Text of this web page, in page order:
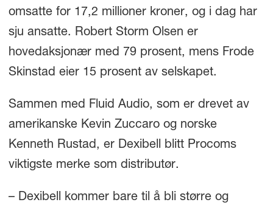
omsatte for 17,2 millioner kroner, og i dag har
sju ansatte. Robert Storm Olsen er
hovedaksjonær med 79 prosent, mens Frode
Skinstad eier 15 prosent av selskapet.
Sammen med Fluid Audio, som er drevet av
amerikanske Kevin Zuccaro og norske
Kenneth Rustad, er Dexibell blitt Procoms
viktigste merke som distributør.
– Dexibell kommer bare til å bli større og